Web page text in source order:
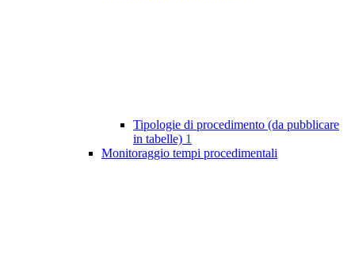
Tipologie di procedimento (da pubblicare
in tabelle) 1
Monitoraggio tempi procedimentali